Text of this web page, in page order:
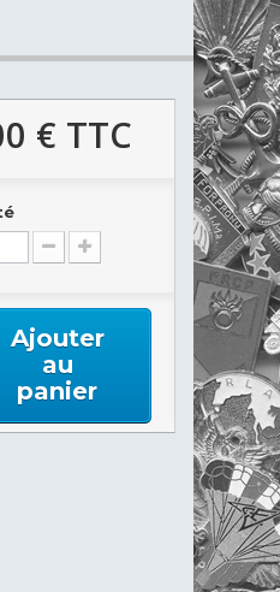
€ TTC
Ajouter
au
panier